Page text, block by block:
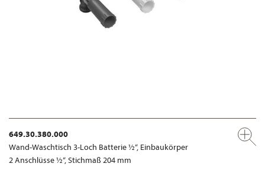
649.30.380.000
Wand-Waschtisch 3-Loch Batterie ½“, Einbaukörper
2 Anschlüsse ½“, Stichmaß 204 mm